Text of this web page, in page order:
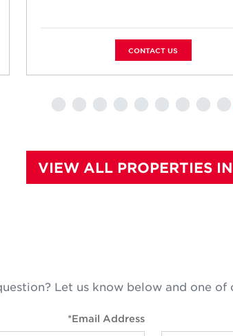
CONTACT US
VIEW ALL PROPERTIES
Let us know below and one
Email Address*